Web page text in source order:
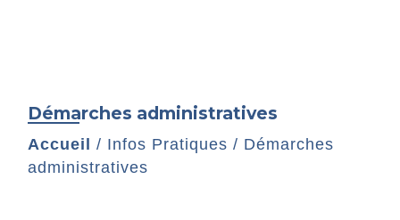
Démarches administratives
Accueil / Infos Pratiques / Démarches
administratives